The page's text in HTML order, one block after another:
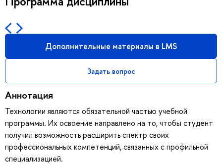
Дополнительные материалы в LMS
Задать вопрос
Аннотация
Технологии являются обязательной частью учебной
программы. Их освоение направлено на то, чтобы студент
получил возможность расширить спектр своих
профессиональных компетенций, связанных с профильной
специализацией.